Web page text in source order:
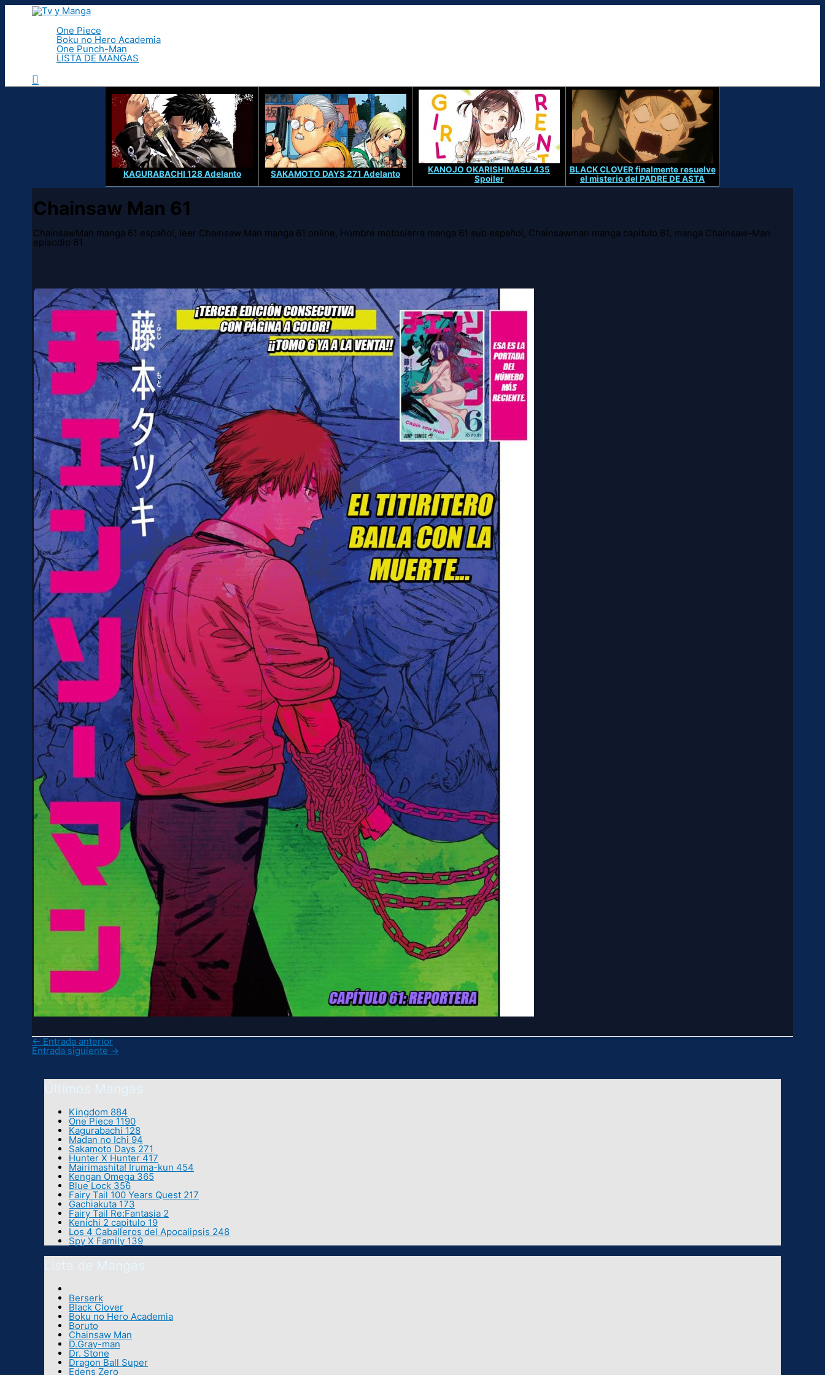
Ir
One Piece
Boku no Hero Academia
One Punch-Man
LISTA DE MANGAS
Buscar
KAGURABACHI 128 Adelanto SAKAMOTO DAYS 271 Adelanto
KANOJO OKARISHIMASU 435
Spoiler
BLACK CLOVER finalmente resuelve
el misterio del PADRE DE ASTA
Chainsaw Man 61
ChainsawMan manga 61 español, leer Chainsaw Man manga 61 online, Hombre motosierra manga 61 sub español, Chainsawman manga capitulo 61, manga Chainsaw-Man
episodio 61
← Entrada anterior
Entrada siguiente →
Últimos Mangas
Kingdom 884
One Piece 1190
Kagurabachi 128
Madan no Ichi 94
Sakamoto Days 271
Hunter X Hunter 417
Mairimashita! Iruma-kun 454
Kengan Omega 365
Blue Lock 356
Fairy Tail 100 Years Quest 217
Gachiakuta 173
Fairy Tail Re:Fantasia 2
Kenichi 2 capitulo 19
Los 4 Caballeros del Apocalipsis 248
Spy X Family 139
Lista de Mangas
Berserk
Black Clover
Boku no Hero Academia
Boruto
Chainsaw Man
D.Gray-man
Dr. Stone
Dragon Ball Super
Edens Zero